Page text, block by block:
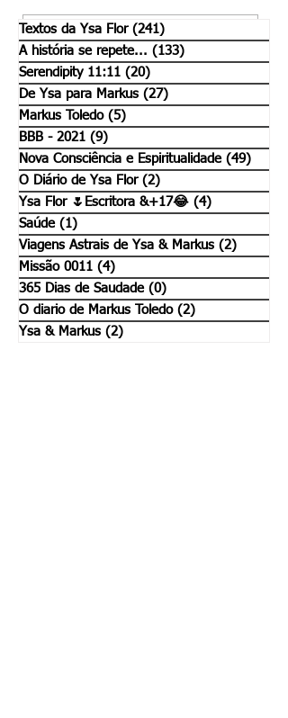
O mistério em nós.
Escreva um comentário
Textos da Ysa Flor (241)
A história se repete... (133)
Serendipity 11:11 (20)
De Ysa para Markus (27)
Markus Toledo (5)
BBB - 2021 (9)
Nova Consciência e Espiritualidade (49)
O Diário de Ysa Flor (2)
Ysa Flor 🌷Escritora &+17😂 (4)
Saúde (1)
Viagens Astrais de Ysa & Markus (2)
Missão 0011 (4)
365 Dias de Saudade (0)
O diario de Markus Toledo (2)
Ysa & Markus (2)